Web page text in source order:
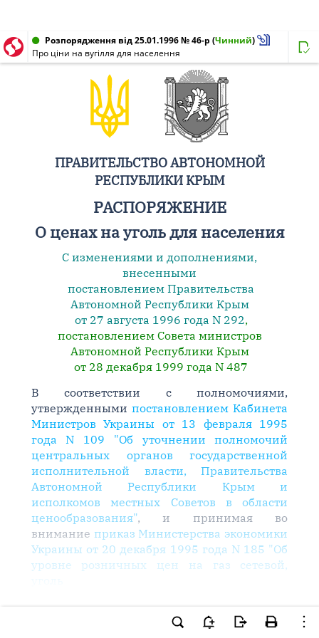
Розпорядження від 25.01.1996 № 46-р (Чинний)
Про ціни на вугілля для населення
ПРАВИТЕЛЬСТВО АВТОНОМНОЙ
РЕСПУБЛИКИ КРЫМ
РАСПОРЯЖЕНИЕ
О ценах на уголь для населения
С изменениями и дополнениями,
внесенными
постановлением Правительства
Автономной Республики Крым
от 27 августа 1996 года N 292,
постановлением Совета министров
Автономной Республики Крым
от 28 декабря 1999 года N 487
В соответствии с полномочиями,
утвержденными постановлением Кабинета
Министров Украины от 13 февраля 1995
года N 109 "Об уточнении полномочий
центральных органов государственной
исполнительной власти, Правительства
Автономной Республики Крым и
исполкомов местных Советов в области
ценообразования", и принимая во
внимание приказ Министерства экономики
Украины от 20 декабря 1995 года N 185 "Об
уровне розничных цен на газ сетевой,